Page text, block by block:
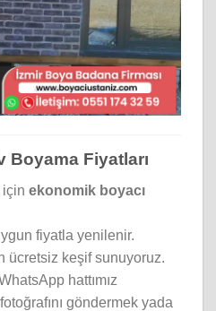
Boyama Fiyatları
için ekonomik boyacı
fiyatla yenilenir.
ücretsiz keşif sunuyoruz.
hattımız
göndermek yada